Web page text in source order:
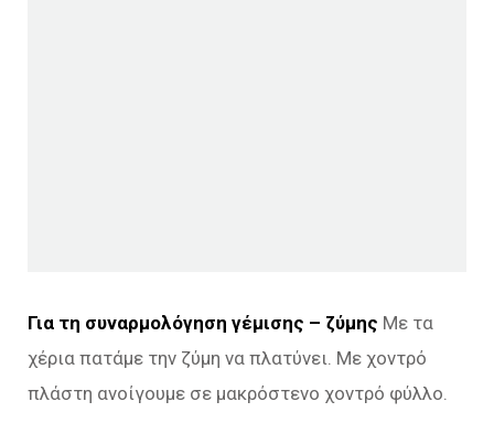
Για τη συναρμολόγηση γέμισης – ζύμης Με τα
χέρια πατάμε την ζύμη να πλατύνει. Με χοντρό
πλάστη ανοίγουμε σε μακρόστενο χοντρό φύλλο.